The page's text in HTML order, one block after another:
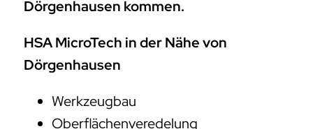
Dörgenhausen kommen.
HSA MicroTech in der Nähe von
Dörgenhausen
Werkzeugbau
Oberflächenveredelung